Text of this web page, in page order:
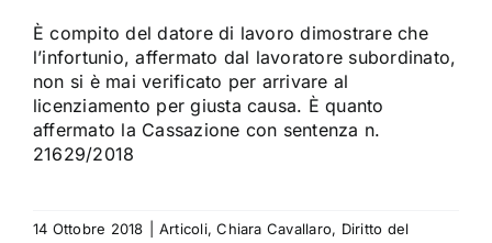
È compito del datore di lavoro dimostrare che
l’infortunio, affermato dal lavoratore subordinato,
non si è mai verificato per arrivare al
licenziamento per giusta causa. È quanto
affermato la Cassazione con sentenza n.
21629/2018
14 Ottobre 2018 Articoli,Chiara Cavallaro, Diritto del